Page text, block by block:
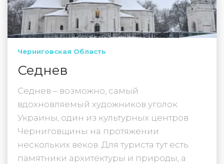
Черниговская Область
Седнев
Седнев – возможно, самый
вдохновляемый художников уголок
Украины, один из культурных центров
Черниговщины на протяжении
нескольких веков. Для туриста тут есть
памятники архитектуры и природы, а